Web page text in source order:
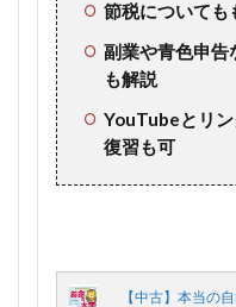
節税についても
副業や青色申告
も解説
YouTubeとリ
復習も可
【中古】本当の